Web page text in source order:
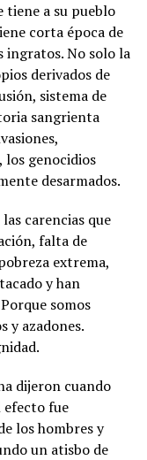
tiene a su pueblo
corta época de
ingratos. No solo la
derivados de
sistema de
sangrienta
los genocidios
desarmados.
carencias que
falta de
extrema,
y han
somos
y azadones.
dijeron cuando
efecto fue
los hombres y
un atisbo de